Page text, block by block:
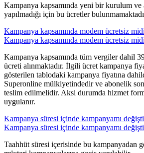
Kampanya kapsamında yeni bir kurulum
yapılmadığı için bu ücretler
Kampanya kapsamında modem ücretsiz
Kampanya kapsamında modem ücretsiz
Kampanya kapsamında tüm vergiler dahil
ücreti alınmaktadır. İlgili ücret kampanya
gösterilen tablodaki kampanya fiyatına
Superonline mülkiyetindedir ve abonelik
teslim edilmelidir. Aksi durumda hizmet
uygulanır.​​​
Kampanya süresi içinde kampanyamı
Kampanya süresi içinde kampanyamı
Taahhüt süresi içerisinde bu kampanyadan